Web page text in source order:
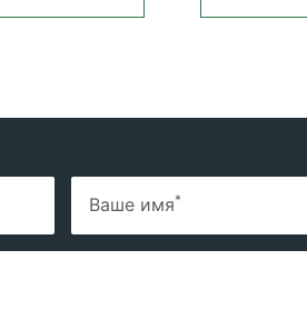
Ваше имя*